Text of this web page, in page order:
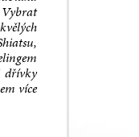
Vybrat
dřívky
více